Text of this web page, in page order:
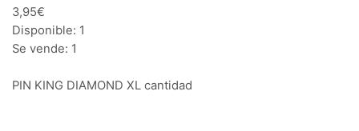
3,95€
Disponible: 1
Se vende: 1
PIN KING DIAMOND XL cantidad